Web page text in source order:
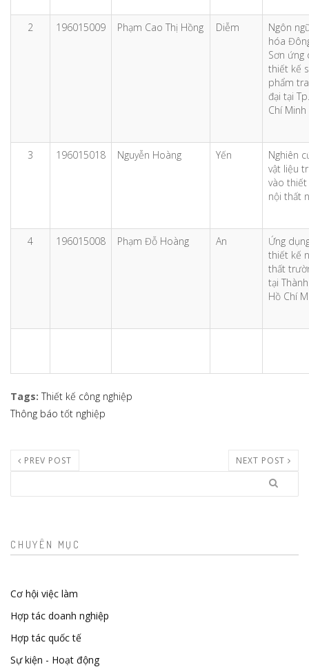
2 196015009 Phạm Cao Thị Hồng Diễm
Ngôn
hóa
Sơn ứng
thiết kế
phẩm
đại tại
Chí Minh
3 196015018 Nguyễn Hoàng Yến
Nghiên
vật liệu
vào
nội thất
4 196015008 Phạm Đỗ Hoàng An
Ứng
thiết kế
thất
tại
Hồ Chí
Tags: Thiết kế công nghiệp
Thông báo tốt nghiệp
PREV POST NEXT POST
CHUYÊN MỤC
Cơ hội việc làm
Hợp tác doanh nghiệp
Hợp tác quốc tế
Sự kiện - Hoạt động